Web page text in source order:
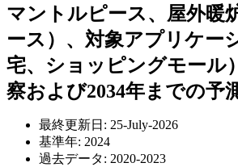
マントルピース、屋外暖
ース）、対象アプリケー
宅、ショッピングモール
察および2034年までの予
最終更新日: 25-July-2026
基準年: 2024
過去データ: 2020-2023